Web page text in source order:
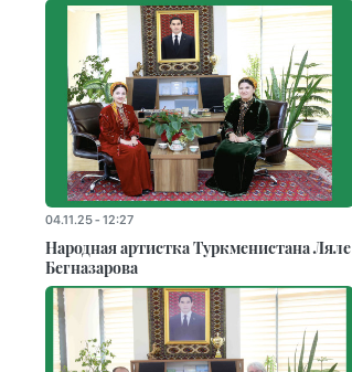
04.11.25 - 12:27
Народная артистка Туркменистана Ляле
Бегназарова